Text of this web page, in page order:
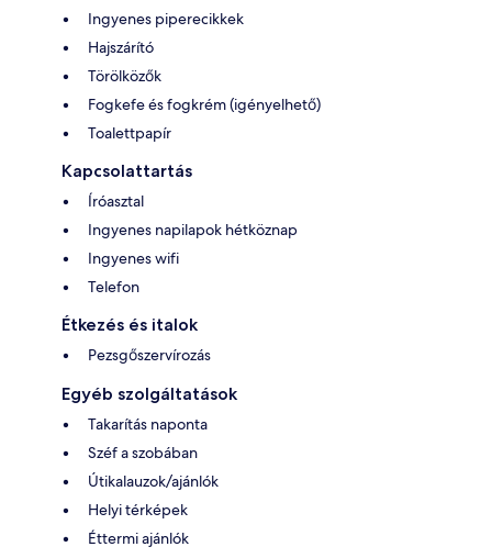
Ingyenes piperecikkek
Hajszárító
Törölközők
Fogkefe és fogkrém (igényelhető)
Toalettpapír
Kapcsolattartás
Íróasztal
Ingyenes napilapok hétköznap
Ingyenes wifi
Telefon
Étkezés és italok
Pezsgőszervírozás
Egyéb szolgáltatások
Takarítás naponta
Széf a szobában
Útikalauzok/ajánlók
Helyi térképek
Éttermi ajánlók